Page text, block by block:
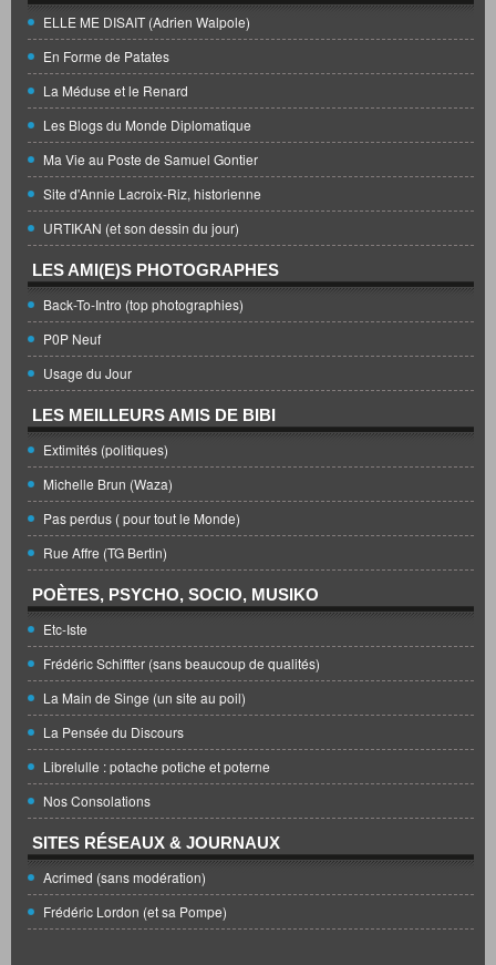
ELLE ME DISAIT (Adrien Walpole)
En Forme de Patates
La Méduse et le Renard
Les Blogs du Monde Diplomatique
Ma Vie au Poste de Samuel Gontier
Site d'Annie Lacroix-Riz, historienne
URTIKAN (et son dessin du jour)
LES AMI(E)S PHOTOGRAPHES
Back-To-Intro (top photographies)
P0P Neuf
Usage du Jour
LES MEILLEURS AMIS DE BIBI
Extimités (politiques)
Michelle Brun (Waza)
Pas perdus ( pour tout le Monde)
Rue Affre (TG Bertin)
POÈTES, PSYCHO, SOCIO, MUSIKO
Etc-Iste
Frédéric Schiffter (sans beaucoup de qualités)
La Main de Singe (un site au poil)
La Pensée du Discours
Librelulle : potache potiche et poterne
Nos Consolations
SITES RÉSEAUX & JOURNAUX
Acrimed (sans modération)
Frédéric Lordon (et sa Pompe)